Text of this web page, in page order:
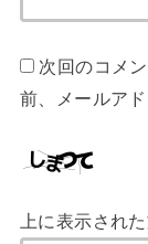
次回のコメ
前、メールア
上に表示され